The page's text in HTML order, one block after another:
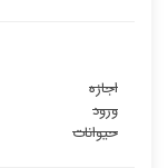
اجازه
ورود
حیوانات